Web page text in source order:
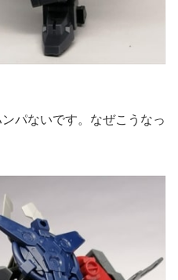
パないです。なぜこうなっ